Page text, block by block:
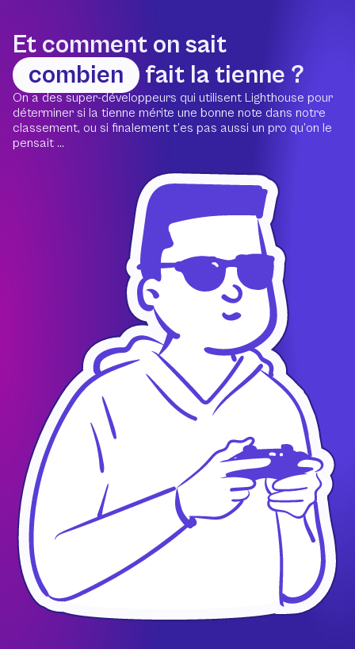
Et comment on sait
combien
fait la tienne ?
On a des super-développeurs qui utilisent Lighthouse pour
déterminer si la tienne mérite une bonne note dans notre
classement, ou si finalement t’es pas aussi un pro qu’on le
pensait ...